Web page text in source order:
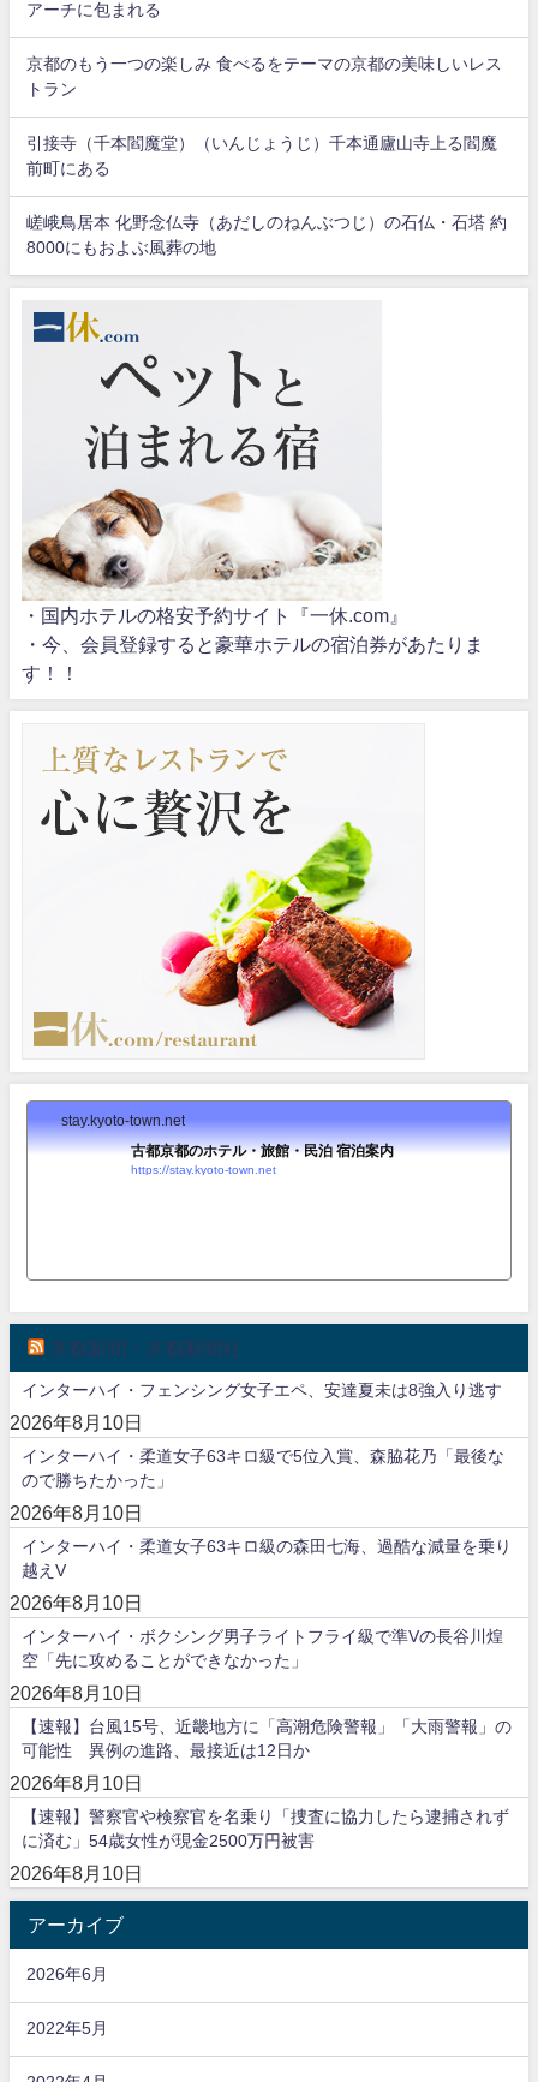
アーチに包まれる
京都のもう一つの楽しみ 食べるをテーマの京都の美味しいレス
トラン
引接寺（千本閻魔堂）（いんじょうじ）千本通廬山寺上る閻魔
前町にある
嵯峨鳥居本 化野念仏寺（あだしのねんぶつじ）の石仏・石塔 約
8000にもおよぶ風葬の地
・国内ホテルの格安予約サイト『一休.com』
・今、会員登録すると豪華ホテルの宿泊券があたりま
す！！
stay.kyoto-town.net
古都京都のホテル・旅館・民泊 宿泊案内
https://stay.kyoto-town.net
京都新聞・京都新聞社
インターハイ・フェンシング女子エペ、安達夏未は8強入り逃す
2026年8月10日
インターハイ・柔道女子63キロ級で5位入賞、森脇花乃「最後な
ので勝ちたかった」
2026年8月10日
インターハイ・柔道女子63キロ級の森田七海、過酷な減量を乗り
越えV
2026年8月10日
インターハイ・ボクシング男子ライトフライ級で準Vの長谷川煌
空「先に攻めることができなかった」
2026年8月10日
【速報】台風15号、近畿地方に「高潮危険警報」「大雨警報」の
可能性 異例の進路、最接近は12日か
2026年8月10日
【速報】警察官や検察官を名乗り「捜査に協力したら逮捕されず
に済む」54歳女性が現金2500万円被害
2026年8月10日
アーカイブ
2026年6月
2022年5月